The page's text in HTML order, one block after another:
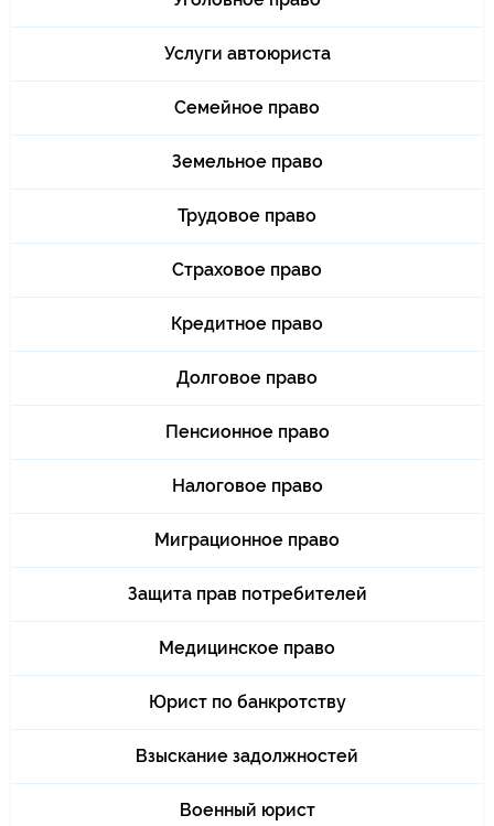
Услуги автоюриста
Семейное право
Земельное право
Трудовое право
Страховое право
Кредитное право
Долговое право
Пенсионное право
Налоговое право
Миграционное право
Защита прав потребителей
Медицинское право
Юрист по банкротству
Взыскание задолжностей
Военный юрист